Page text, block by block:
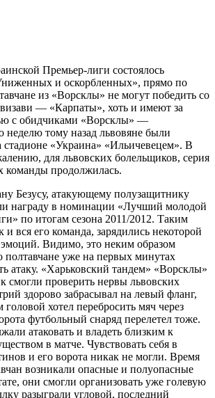
Премьер-лиги состоялось
и оскорбленных», прямо по
из «Ворсклы» не могут победить со
визави — «Карпаты», хоть и имеют за
с обидчиками «Ворсклы» —
тому назад львовяне были
стадионе «Украина» «Ильичевецем». В
для львовских болельщиков, серия
команды продолжилась.
Безусу, атакующему полузащитнику
награду в номинации «Лучший молодой
по итогам сезона 2011/2012. Таким
и вся его команда, зарядились некоторой
Видимо, это неким образом
полтавчане уже на первых минутах
атаку. «Харьковский тандем» «Ворсклы»
проверить нервы львовских
здорово забрасывал на левый фланг,
головой хотел перебросить мяч через
футбольный снаряд перелетел тоже.
атаковать и владеть близким к
в матче. Чувствовать себя в
и его ворота никак не могли. Время
возникали опасные и полуопасные
они смогли организовать уже голевую
разыграли угловой, последний